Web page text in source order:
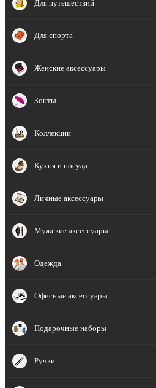
Для путешествий
Для спорта
Женские аксессуары
Зонты
Коллекции
Кухня и посуда
Личные аксессуары
Мужские аксессуары
Одежда
Офисные аксессуары
Подарочные наборы
Ручки